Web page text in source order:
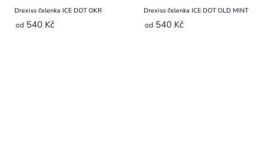
Drexiss čelenka ICE DOT OKR
od 540 Kč
Drexiss čelenka ICE DOT OLD MINT
od 540 Kč